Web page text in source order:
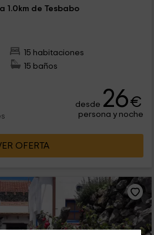
1.0km de Tesbabo
15 habitaciones
15 baños
desde 26€
persona y noche
OFERTA